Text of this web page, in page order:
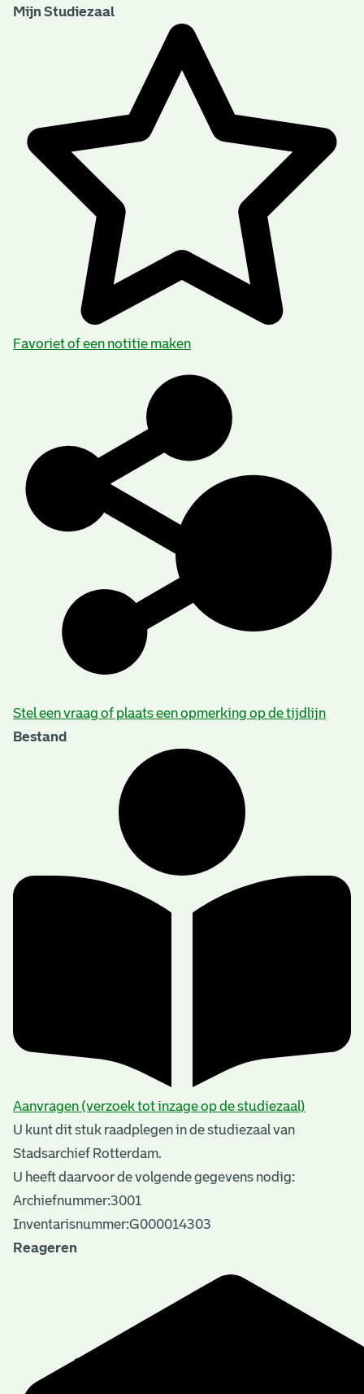
Mijn Studiezaal
Favoriet of een notitie maken
Stel een vraag of plaats een opmerking op de tijdlijn
Bestand
Aanvragen (verzoek tot inzage op de studiezaal)
U kunt dit stuk raadplegen in de studiezaal van
Stadsarchief Rotterdam.
U heeft daarvoor de volgende gegevens nodig:
Archiefnummer:3001
Inventarisnummer:G000014303
Reageren